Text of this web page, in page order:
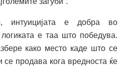
интуицијата е добра во
е таа што победува.
како место каде што се
се продава кога вредноста ќе